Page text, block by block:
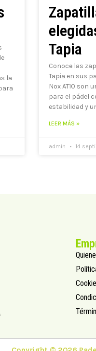
la
Tapia
Conoce las
Tapia en sus
Nox AT10 son
para el pádel
estabilidad y
LEER MÁS »
admin 14